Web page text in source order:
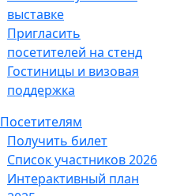
выставке
Пригласить
посетителей на стенд
Гостиницы и визовая
поддержка
Посетителям
Получить билет
Список участников 2026
Интерактивный план